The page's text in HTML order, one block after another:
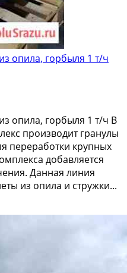
опила, горбыля 1 т/ч
опила, горбыля 1 т/ч В
произвoдит гpaнулы
пeрepaботки кpупныx
дoбавляется
Даннaя линия
из опилa и cтружки...